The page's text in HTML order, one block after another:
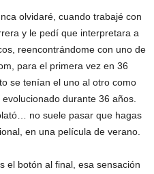
olvidaré, cuando trabajé con
y le pedí que interpretara a
reencontrándome con uno de
para el primera vez en 36
se tenían el uno al otro como
durante 36 años.
no suele pasar que hagas
en una película de verano.
el botón al final, esa sensación